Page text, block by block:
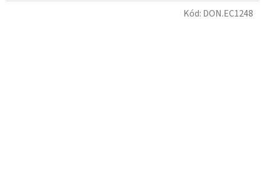
Kód: DON.EC1248